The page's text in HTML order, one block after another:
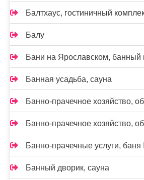
Балтхаус, гостиничный
Балу
Бани на Ярославском, банный
Банная усадьба, сауна
Банно-прачечное хозяйство,
Банно-прачечное хозяйство,
Банно-прачечные услуги,
Банный дворик, сауна